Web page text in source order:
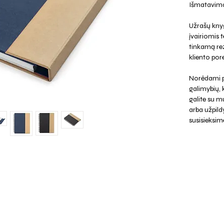
Užrašų
įvairiomis
tinkamą
kliento
Norėdami
galimybių,
galite su
arba